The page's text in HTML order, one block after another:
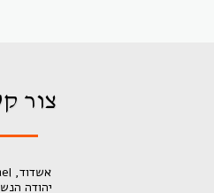
צור
אשדוד, Israel
יהודה